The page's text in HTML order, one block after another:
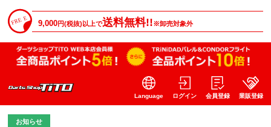
9,000円(税抜)以上で送料無料!!※卸売対象外
Language ログイン 会員登録 業販登録
お知らせ